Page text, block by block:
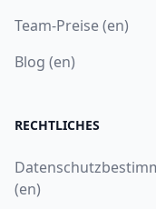
Team-Preise (en)
Blog (en)
RECHTLICHES
(en)